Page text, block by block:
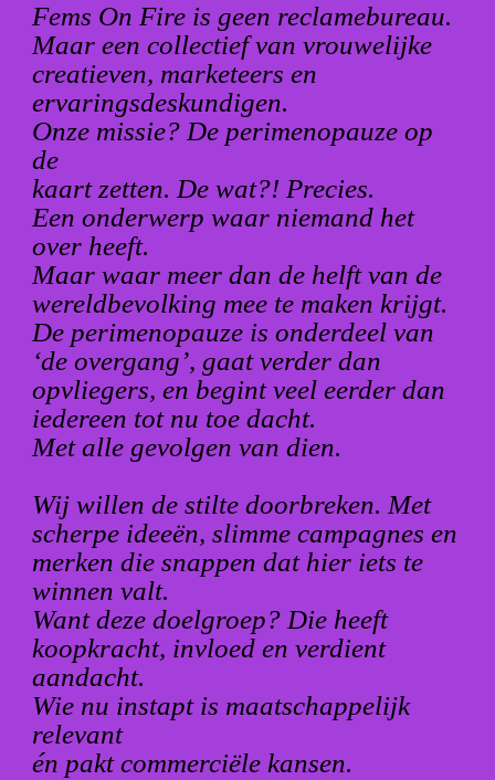
Fems On Fire is geen reclamebureau.
Maar een collectief van vrouwelijke
creatieven, marketeers en
ervaringsdeskundigen.
Onze missie? De perimenopauze op
de
kaart zetten. De wat?! Precies.
Een onderwerp waar niemand het
over heeft.
Maar waar meer dan de helft van de
wereldbevolking mee te maken krijgt.
De perimenopauze is onderdeel van
‘de overgang’, gaat verder dan
opvliegers, en begint veel eerder dan
iedereen tot nu toe dacht.
Met alle gevolgen van dien.
Wij willen de stilte doorbreken. Met
scherpe ideeën, slimme campagnes en
merken die snappen dat hier iets te
winnen valt.
Want deze doelgroep? Die heeft
koopkracht, invloed en verdient
aandacht.
Wie nu instapt is maatschappelijk
relevant
én pakt commerciële kansen.